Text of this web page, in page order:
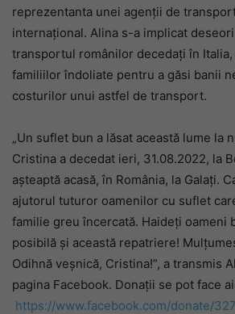
reprezentanta unei agenții de
internațional. Alina s-a implicat
transportul românilor decedați în
familiilor îndoliate pentru a găsi banii
costurilor unui astfel de transport.
„Un suflet bun a lăsat această lume la
Cristina a decedat ieri, 31.08.2022, la
așteaptă acasă, în România, la Galați.
ajutorul tuturor oamenilor cu suflet
familie greu încercată. Haideți oameni
posibilă și această repatriere!
Odihnă veșnică, Cristina!”, a transmis
pagina Facebook. Donații se pot face
https://www.facebook.com/donate/